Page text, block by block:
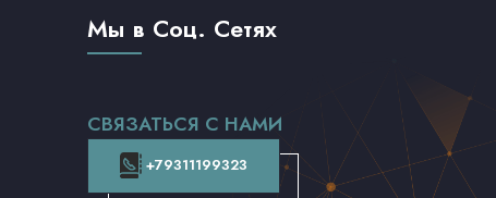
Мы в Соц. Сетях
СВЯЗАТЬСЯ С НАМИ
+79311199323